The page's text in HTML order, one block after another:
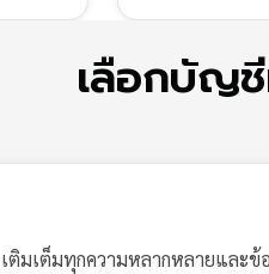
เลือกบัญ
มเต็มทุกความหลากหลายและข้อ